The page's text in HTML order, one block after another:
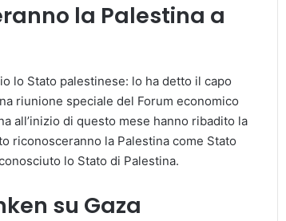
la Palestina a
lo Stato palestinese: lo ha detto il capo
riunione speciale del Forum economico
all’inizio di questo mese hanno ribadito la
riconosceranno la Palestina come Stato
lo Stato di Palestina.
su Gaza